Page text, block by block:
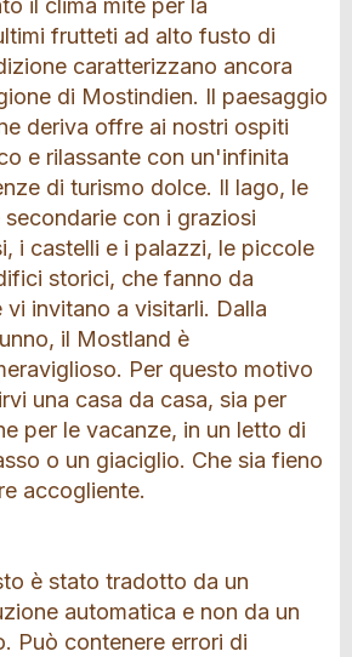
il clima mite per la
frutteti ad alto fusto di
caratterizzano ancora
di Mostindien. Il paesaggio
deriva offre ai nostri ospiti
e rilassante con un'infinita
di turismo dolce. Il lago, le
con i graziosi
i castelli e i palazzi, le piccole
storici, che fanno da
invitano a visitarli. Dalla
il Mostland è
Per questo motivo
una casa da casa, sia per
per le vacanze, in un letto di
o un giaciglio. Che sia fieno
accogliente.
è stato tradotto da un
automatica e non da un
Può contenere errori di